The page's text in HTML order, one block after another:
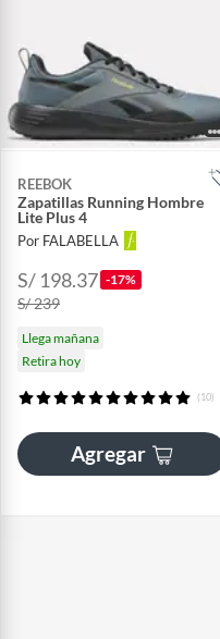
REEBOK
Zapatillas Running Hombre
Lite Plus 4
Por FALABELLA
S/ 198.37 -17%
S/ 239
Llega mañana
Retira hoy
(10)
Agregar